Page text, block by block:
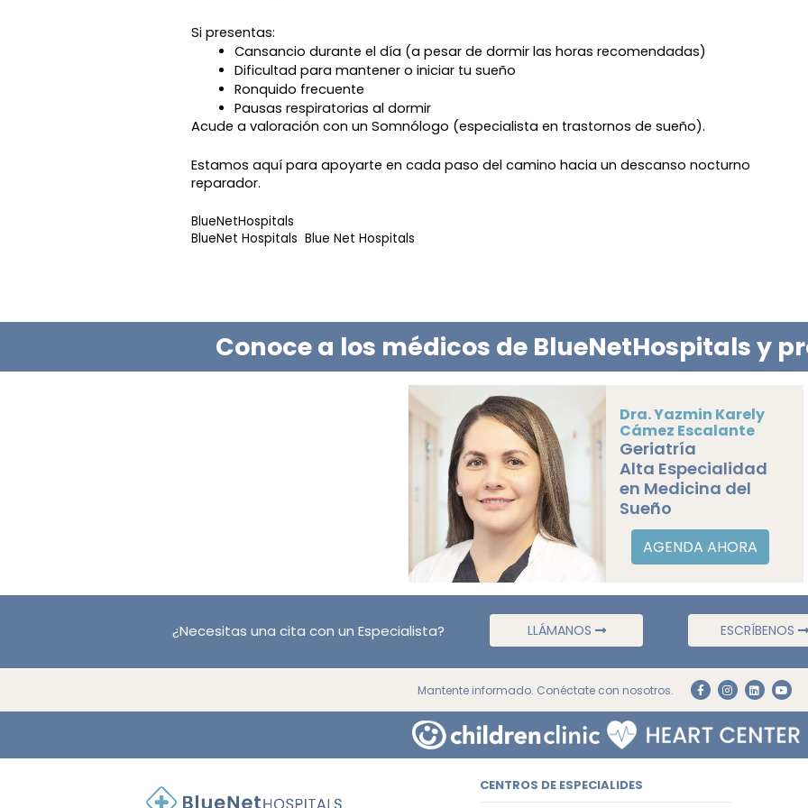
Si presentas:
Cansancio durante el día (a pesar de dormir las horas recomendadas)
Dificultad para mantener o iniciar tu sueño
Ronquido frecuente
Pausas respiratorias al dormir
Acude a valoración con un Somnólogo (especialista en trastornos de sueño).
Estamos aquí para apoyarte en cada paso del camino hacia un descanso nocturno
reparador.
BlueNetHospitals
BlueNet Hospitals Blue Net Hospitals
Conoce a los médicos de BlueNetHospitals y
Dra. Yazmin Karely
Cámez Escalante
Geriatría
Alta Especialidad
en Medicina del
Sueño
AGENDA AHORA
¿Necesitas una cita con un Especialista? LLÁMANOS ESCRÍBENOS
Mantente informado. Conéctate con nosotros.
CENTROS DE ESPECIALIDES